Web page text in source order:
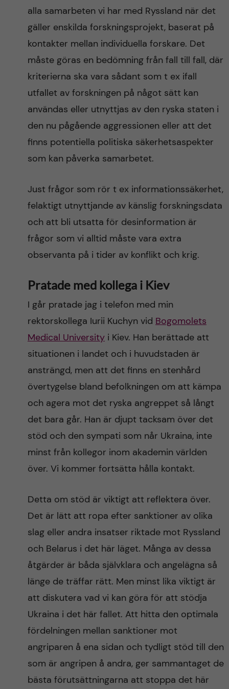
alla samarbeten vi har med Ryssland när det
gäller enskilda forskningsprojekt, baserat på
kontakter mellan individuella forskare. Det
måste göras en bedömning från fall till fall, där
kriterierna ska vara sådant som t ex ifall
utfallet av forskningen på något sätt kan
användas eller utnyttjas av den ryska staten i
den nu pågående aggressionen eller att det
finns potentiella politiska säkerhetsaspekter
som kan påverka samarbetet.
Just frågor som rör t ex informationssäkerhet,
felaktigt utnyttjande av känslig forskningsdata
och att bli utsatta för desinformation är
frågor som vi alltid måste vara extra
observanta på i tider av konflikt och krig.
Pratade med kollega i Kiev
I går pratade jag i telefon med min
rektorskollega Iurii Kuchyn vid Bogomolets
Medical Universityi Kiev. Han berättade att
situationen i landet och i huvudstaden är
ansträngd, men att det finns en stenhård
övertygelse bland befolkningen om att kämpa
och agera mot det ryska angreppet så långt
det bara går. Han är djupt tacksam över det
stöd och den sympati som når Ukraina, inte
minst från kollegor inom akademin världen
över. Vi kommer fortsätta hålla kontakt.
Detta om stöd är viktigt att reflektera över.
Det är lätt att ropa efter sanktioner av olika
slag eller andra insatser riktade mot Ryssland
och Belarus i det här läget. Många av dessa
åtgärder är båda självklara och angelägna så
länge de träffar rätt. Men minst lika viktigt är
att diskutera vad vi kan göra för att stödja
Ukraina i det här fallet. Att hitta den optimala
fördelningen mellan sanktioner mot
angriparen å ena sidan och tydligt stöd till den
som är angripen å andra, ger sammantaget de
bästa förutsättningarna att stoppa det här